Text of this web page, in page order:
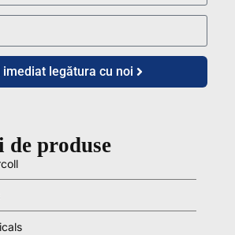
imediat legătura cu noi
de produse